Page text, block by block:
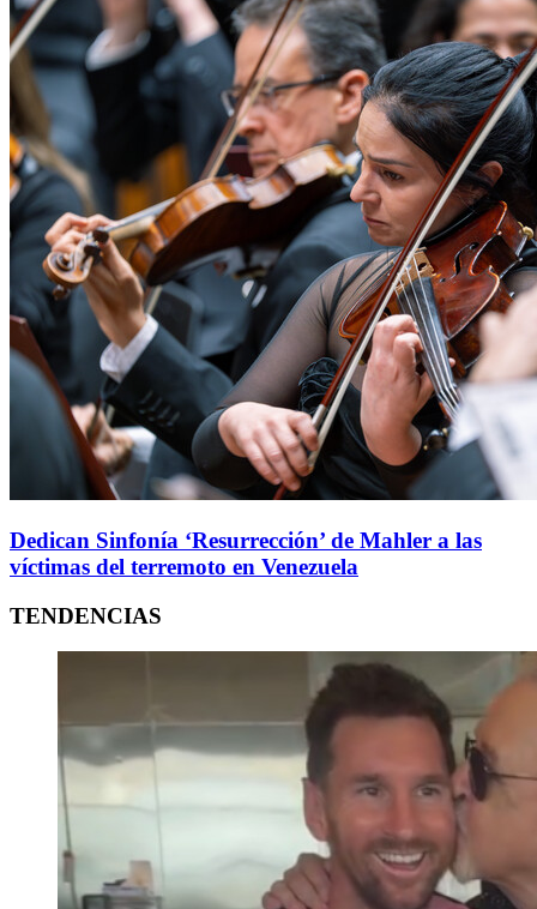
Dedican Sinfonía ‘Resurrección’ de Mahler a las
víctimas del terremoto en Venezuela
TENDENCIAS